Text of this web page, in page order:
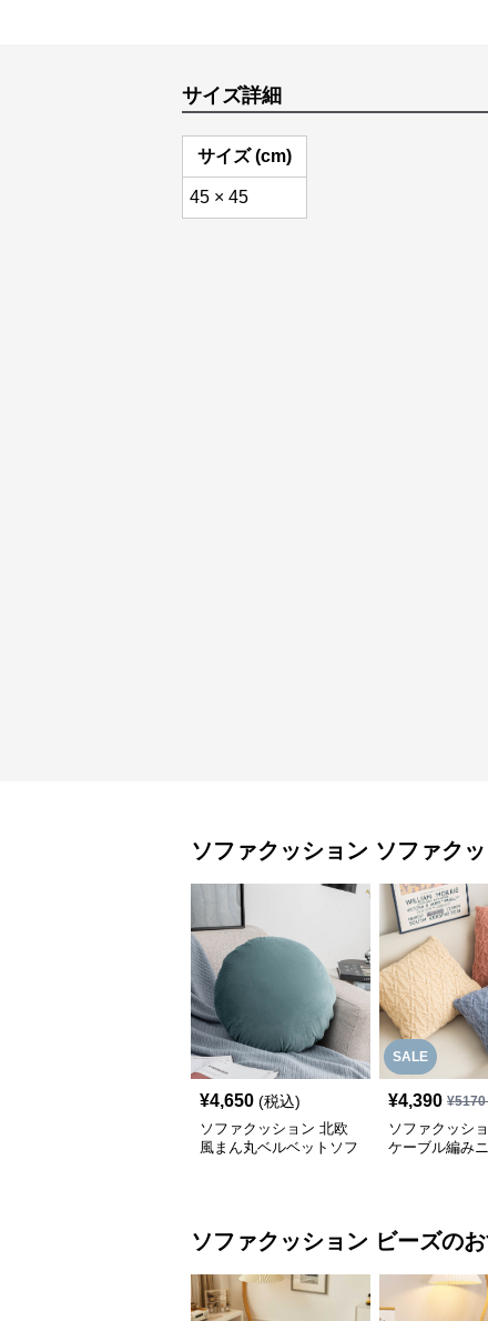
サイズ詳細
サイズ (cm)
45 × 45
ソファクッション ソファク
¥4,650 (税込)
ソファクッション 北欧
風まん丸ベルベットソフ
SALE
¥4,390 ¥5170
ソファクッシ
ケーブル編み
ソファクッション ビーズの